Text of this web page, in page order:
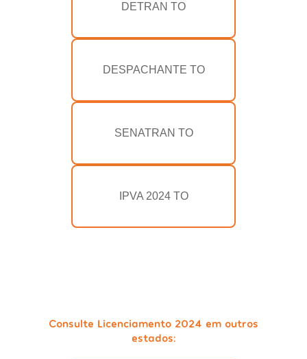
DETRAN TO
DESPACHANTE TO
SENATRAN TO
IPVA 2024 TO
Consulte Licenciamento 2024 em outros
estados: